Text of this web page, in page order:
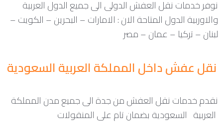
نوفر خدمات نقل العفش الدولى الى جميع الدول العربية
والاوربية الدول المتاحة الان : الامارات – البحرين – الكويت –
لبنان – تركيا – عمان – مصر
نقل عفش داخل المملكة العربية السعودية
نقدم خدمات نقل العفش من جدة الى جميع مدن المملكة